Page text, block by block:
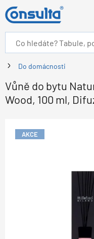
Do domácnosti
Vůně do bytu
Wood, 100 ml,
AKCE